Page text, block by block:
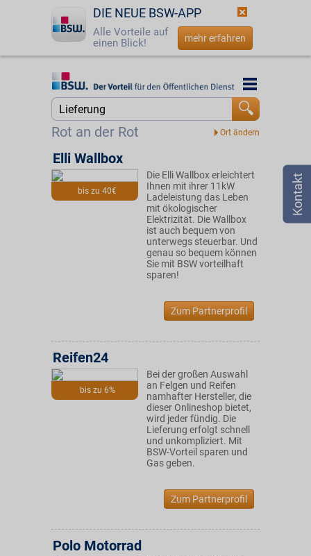
DIE NEUE BSW-APP
Alle Vorteile auf
einen Blick!
mehr erfahren
Startseite
Jetzt BSW-Mitglied werden
Login
☎ 0800 - 279 25 82
Rot an der Rot
Startseite
Suche
bis zu 40€
Elli Wallbox
Die Elli Wallbox erleichtert
Ihnen mit ihrer 11kW
Ladeleistung das Leben
mit ökologischer
Elektrizität. Die Wallbox
ist auch bequem von
unterwegs steuerbar. Und
genau so bequem können
Sie mit BSW vorteilhaft
sparen!
Zum Partnerprofil
bis zu 6%
Reifen24
Bei der großen Auswahl
an Felgen und Reifen
namhafter Hersteller, die
dieser Onlineshop bietet,
wird jeder fündig. Die
Lieferung erfolgt schnell
und unkompliziert. Mit
BSW-Vorteil sparen und
Gas geben.
Zum Partnerprofil
Polo Motorrad